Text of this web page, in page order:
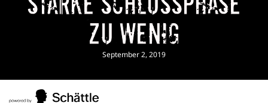
zu wenig
September 2, 2019